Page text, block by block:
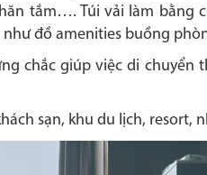
tắm…. Túi vải làm bằng
đồ amenities buồng
chắc giúp việc di
sạn, khu du lịch, resort,